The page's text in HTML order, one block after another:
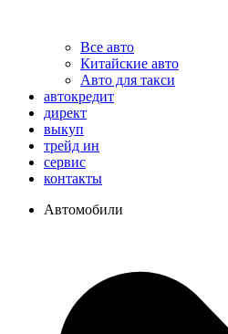
Все авто
Китайские авто
Авто для такси
автокредит
директ
выкуп
трейд ин
сервис
контакты
Автомобили